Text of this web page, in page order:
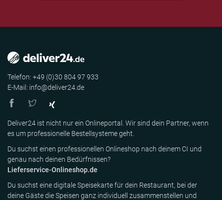
Telefon: +49 (0)30 804 97 933
E-Mail: info@deliver24.de
Deliver24 ist nicht nur ein Onlineportal. Wir sind dein Partner, wenn
es um professionelle Bestellsysteme geht.
Du suchst einen professionellen Onlineshop nach deinem CI und
genau nach deinen Bedürfnissen?
Lieferservice-Onlineshop.de
Du suchst eine digitale Speisekarte für dein Restaurant, bei der
deine Gäste die Speisen ganz individuell zusammenstellen und